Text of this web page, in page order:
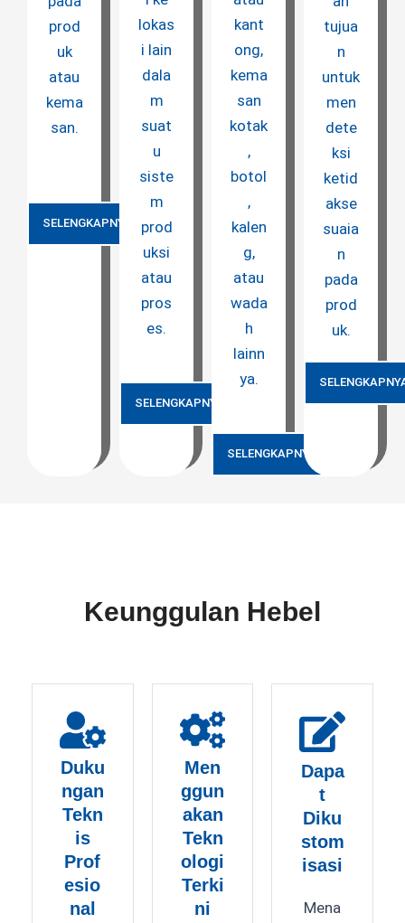
prod
uk
atau
kema
san.
SELENGKAPNYA
lokas
i lain
dala
m
suat
u
siste
m
prod
uksi
atau
pros
es.
SELENGKAPNYA
kant
ong,
kema
san
kotak
,
botol
,
kalen
g,
atau
wada
h
lainn
ya.
SELENGKAPNYA
tujua
n
untuk
men
dete
ksi
ketid
akse
suaia
n
pada
prod
uk.
Keunggulan Hebel
Duku
ngan
Tekn
is
Prof
esio
nal
Men
ggun
akan
Tekn
ologi
Terki
ni
Dapa
t
Diku
stom
isasi
Mena